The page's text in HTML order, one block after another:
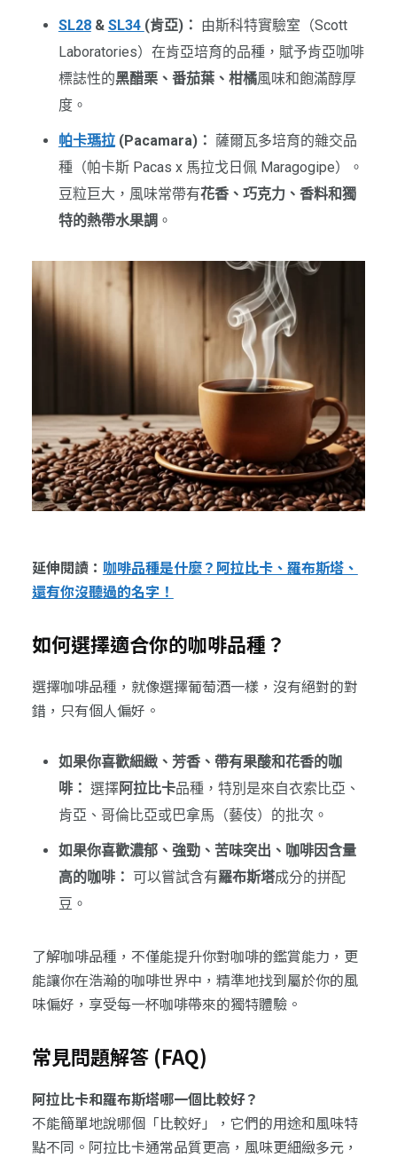
SL28& SL34 (肯亞)： 由斯科特實驗室（Scott
Laboratories）在肯亞培育的品種，賦予肯亞咖啡
標誌性的黑醋栗、番茄葉、柑橘風味和飽滿醇厚
度。
帕卡瑪拉(Pacamara)： 薩爾瓦多培育的雜交品
種（帕卡斯 Pacas x 馬拉戈日佩 Maragogipe）。
豆粒巨大，風味常帶有花香、巧克力、香料和獨
特的熱帶水果調 。
延伸閱讀： 咖啡品種是什麼？阿拉比卡、羅布斯塔、
還有你沒聽過的名字！
如何選擇適合你的咖啡品種？
選擇咖啡品種，就像選擇葡萄酒一樣，沒有絕對的對
錯，只有個人偏好。
如果你喜歡細緻、芳香、帶有果酸和花香的咖
啡： 選擇阿拉比卡品種，特別是來自衣索比亞、
肯亞、哥倫比亞或巴拿馬（藝伎）的批次。
如果你喜歡濃郁、強勁、苦味突出、咖啡因含量
高的咖啡： 可以嘗試含有羅布斯塔成分的拼配
豆。
了解咖啡品種，不僅能提升你對咖啡的鑑賞能力，更
能讓你在浩瀚的咖啡世界中，精準地找到屬於你的風
味偏好，享受每一杯咖啡帶來的獨特體驗。
常見問題解答 (FAQ)
阿拉比卡和羅布斯塔哪一個比較好？
不能簡單地說哪個「比較好」，它們的用途和風味特
點不同。阿拉比卡通常品質更高，風味更細緻多元，